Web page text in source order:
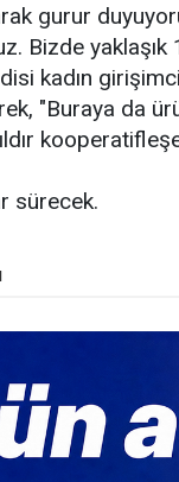
gurur
Bizde
kadın
"Buraya da
sürecek.